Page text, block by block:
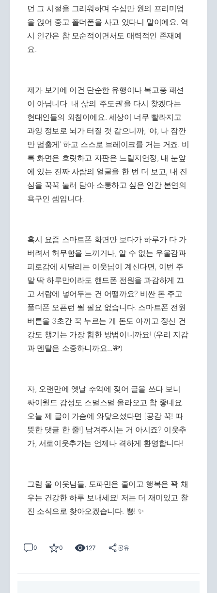
던 그 시절을 그리워하며 수십만 원의 프리미엄
을 얹어 중고 폴더폰을 사고 있다니 말이에요. 역
시 인간은 참 모순적이면서도 매력적인 존재예
요.
제가 보기에 이건 단순한 유행이나 복고풍 패션
이 아닙니다. 내 삶의 '주도권'을 다시 찾겠다는
현대인들의 외침이에요. 세상이 너무 빨라지고
과잉 정보로 뇌가 터질 것 같으니까, '야, 나 잠깐
만 멈출게' 하고 스스로 브레이크를 거는 거죠. 비
록 화면은 흐릿하고 자판은 느릴지언정, 내 눈앞
에 있는 진짜 사람의 얼굴을 한 번 더 보고, 내 진
심을 꾹꾹 눌러 담아 소통하고 싶은 인간 본연의
욕구인 셈입니다.
혹시 요즘 스마트폰 화면만 보다가 하루가 다 가
버려서 허무함을 느끼거나, 알 수 없는 우울감과
피로감에 시달리는 이웃님이 계신다면, 이번 주
말 딱 하루만이라도 핸드폰 전원을 과감하게 끄
고 서랍에 넣어두는 건 어떨까요? 비싼 돈 주고
폴더폰 오픈런 뛸 필요 없습니다. 스마트폰 전원
버튼을 3초간 꾹 누르는 게 돈도 아끼고 정신 건
강도 챙기는 가장 힙한 방법이니까요! (우리 지갑
과 멘탈은 소중하니까요...💸)
자, 오랜만에 옛날 추억에 젖어 글을 쓰다 보니
싸이월드 감성도 스멀스멀 올라오고 참 좋네요.
오늘 제 글이 가슴에 와닿으셨다면 [공감 꾹! 따
뜻한 댓글 한 줄!] 남겨주시는 거 아시죠? 이웃추
가, 서로이웃추가는 언제나 격하게 환영합니다!
그럼 울 이웃님들, 도파민은 줄이고 행복은 꽉 채
우는 건강한 하루 보내세요! 저는 더 재미있고 찰
진 소식으로 찾아오겠습니다. 뿅! ✨
0 0 127 공유